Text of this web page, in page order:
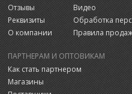
Отзывы
Реквизиты
О компании
Видео
Обработка
Правила
ПАРТНЕРАМ И ОПТОВИКАМ
Как стать партнером
Магазины